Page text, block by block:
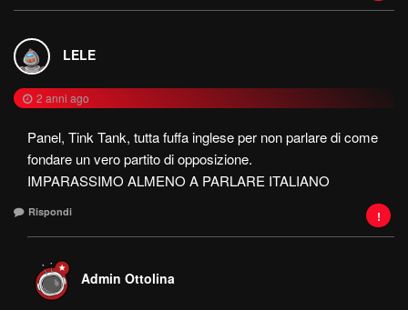
LELE
2 anni ago
Panel, Tink Tank, tutta fuffa inglese per non parlare di come
fondare un vero partito di opposizione.
IMPARASSIMO ALMENO A PARLARE ITALIANO
Rispondi
Admin Ottolina